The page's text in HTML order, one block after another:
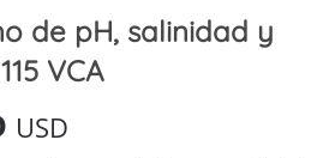
de pH, salinidad y
VCA
USD